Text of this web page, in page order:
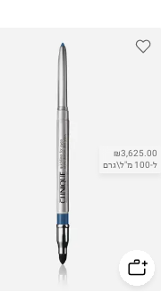
₪3,625.00
ל-100 מ"ל\גרם